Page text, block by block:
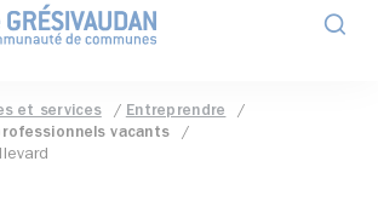
et services
Entreprendre
vacants